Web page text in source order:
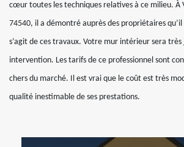
cœur toutes les techniques relatives à ce milieu. À
74540, il a démontré auprès des propriétaires
s’agit de ces travaux. Votre mur intérieur sera très
intervention. Les tarifs de ce professionnel sont
chers du marché. Il est vrai que le coût est très
qualité inestimable de ses prestations.